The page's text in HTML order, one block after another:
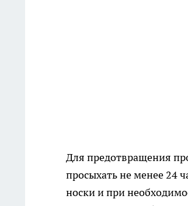
Для предотвращения
просыхать не менее 24
носки и при